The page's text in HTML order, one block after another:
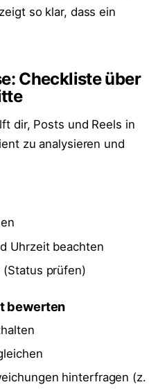
so klar, dass ein
Checkliste über
dir, Posts und Reels in
zu analysieren und
Uhrzeit beachten
(Status prüfen)
bewerten
hinterfragen (z.